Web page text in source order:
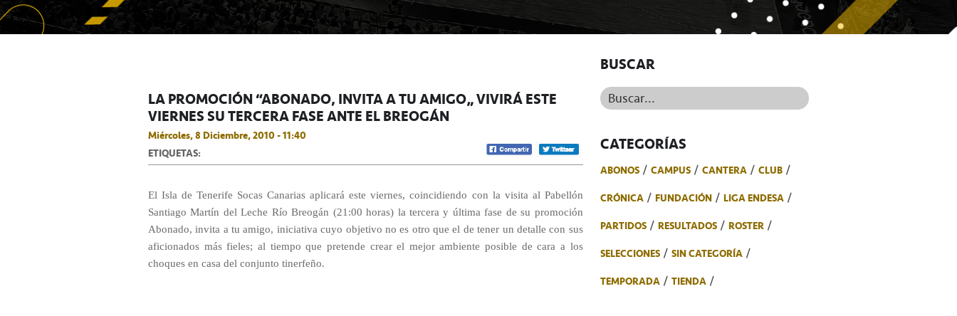
LA PROMOCIÓN “ABONADO, INVITA A TU AMIGO” VIVIRÁ ESTE
VIERNES SU TERCERA FASE ANTE EL BREOGÁN
Miércoles, 8 Diciembre, 2010 - 11:40
ETIQUETAS:
El Isla de Tenerife Socas Canarias aplicará este viernes, coincidiendo con la visita al Pabellón
Santiago Martín del Leche Río Breogán (21:00 horas) la tercera y última fase de su promoción
Abonado, invita a tu amigo, iniciativa cuyo objetivo no es otro que el de tener un detalle con sus
aficionados más fieles; al tiempo que pretende crear el mejor ambiente posible de cara a los
choques en casa del conjunto tinerfeño.
BUSCAR
Buscar...
CATEGORÍAS
ABONOS CAMPUS CANTERA
CLUB
CRÓNICA
FUNDACIÓN
LIGA ENDESA
PARTIDOS
RESULTADOS
ROSTER
SELECCIONES
SIN CATEGORÍA
TEMPORADA
TIENDA